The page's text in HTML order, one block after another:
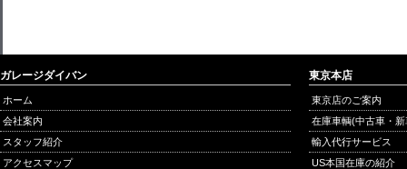
ガレージダイバン
ホーム
会社案内
スタッフ紹介
アクセスマップ
東京本店
東京店のご案内
在庫車輌(中古車・
輸入代行サービス
US本国在庫の紹介